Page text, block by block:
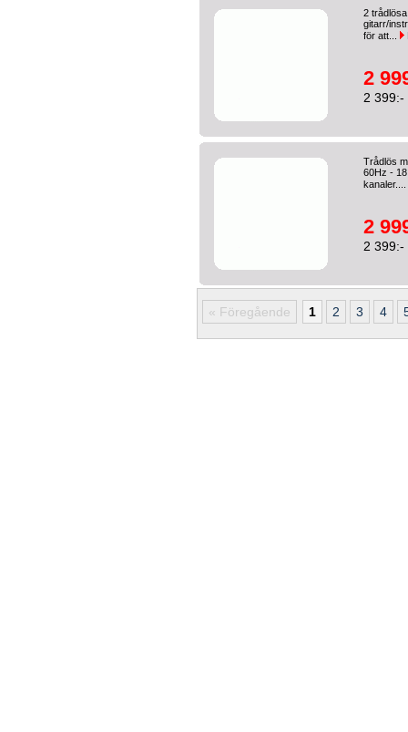
2
gitarr/
för att...
2
2 399:-
Trådlös
60Hz -
kanaler....
2
2 399:-
« Föregående 1 2 3 4